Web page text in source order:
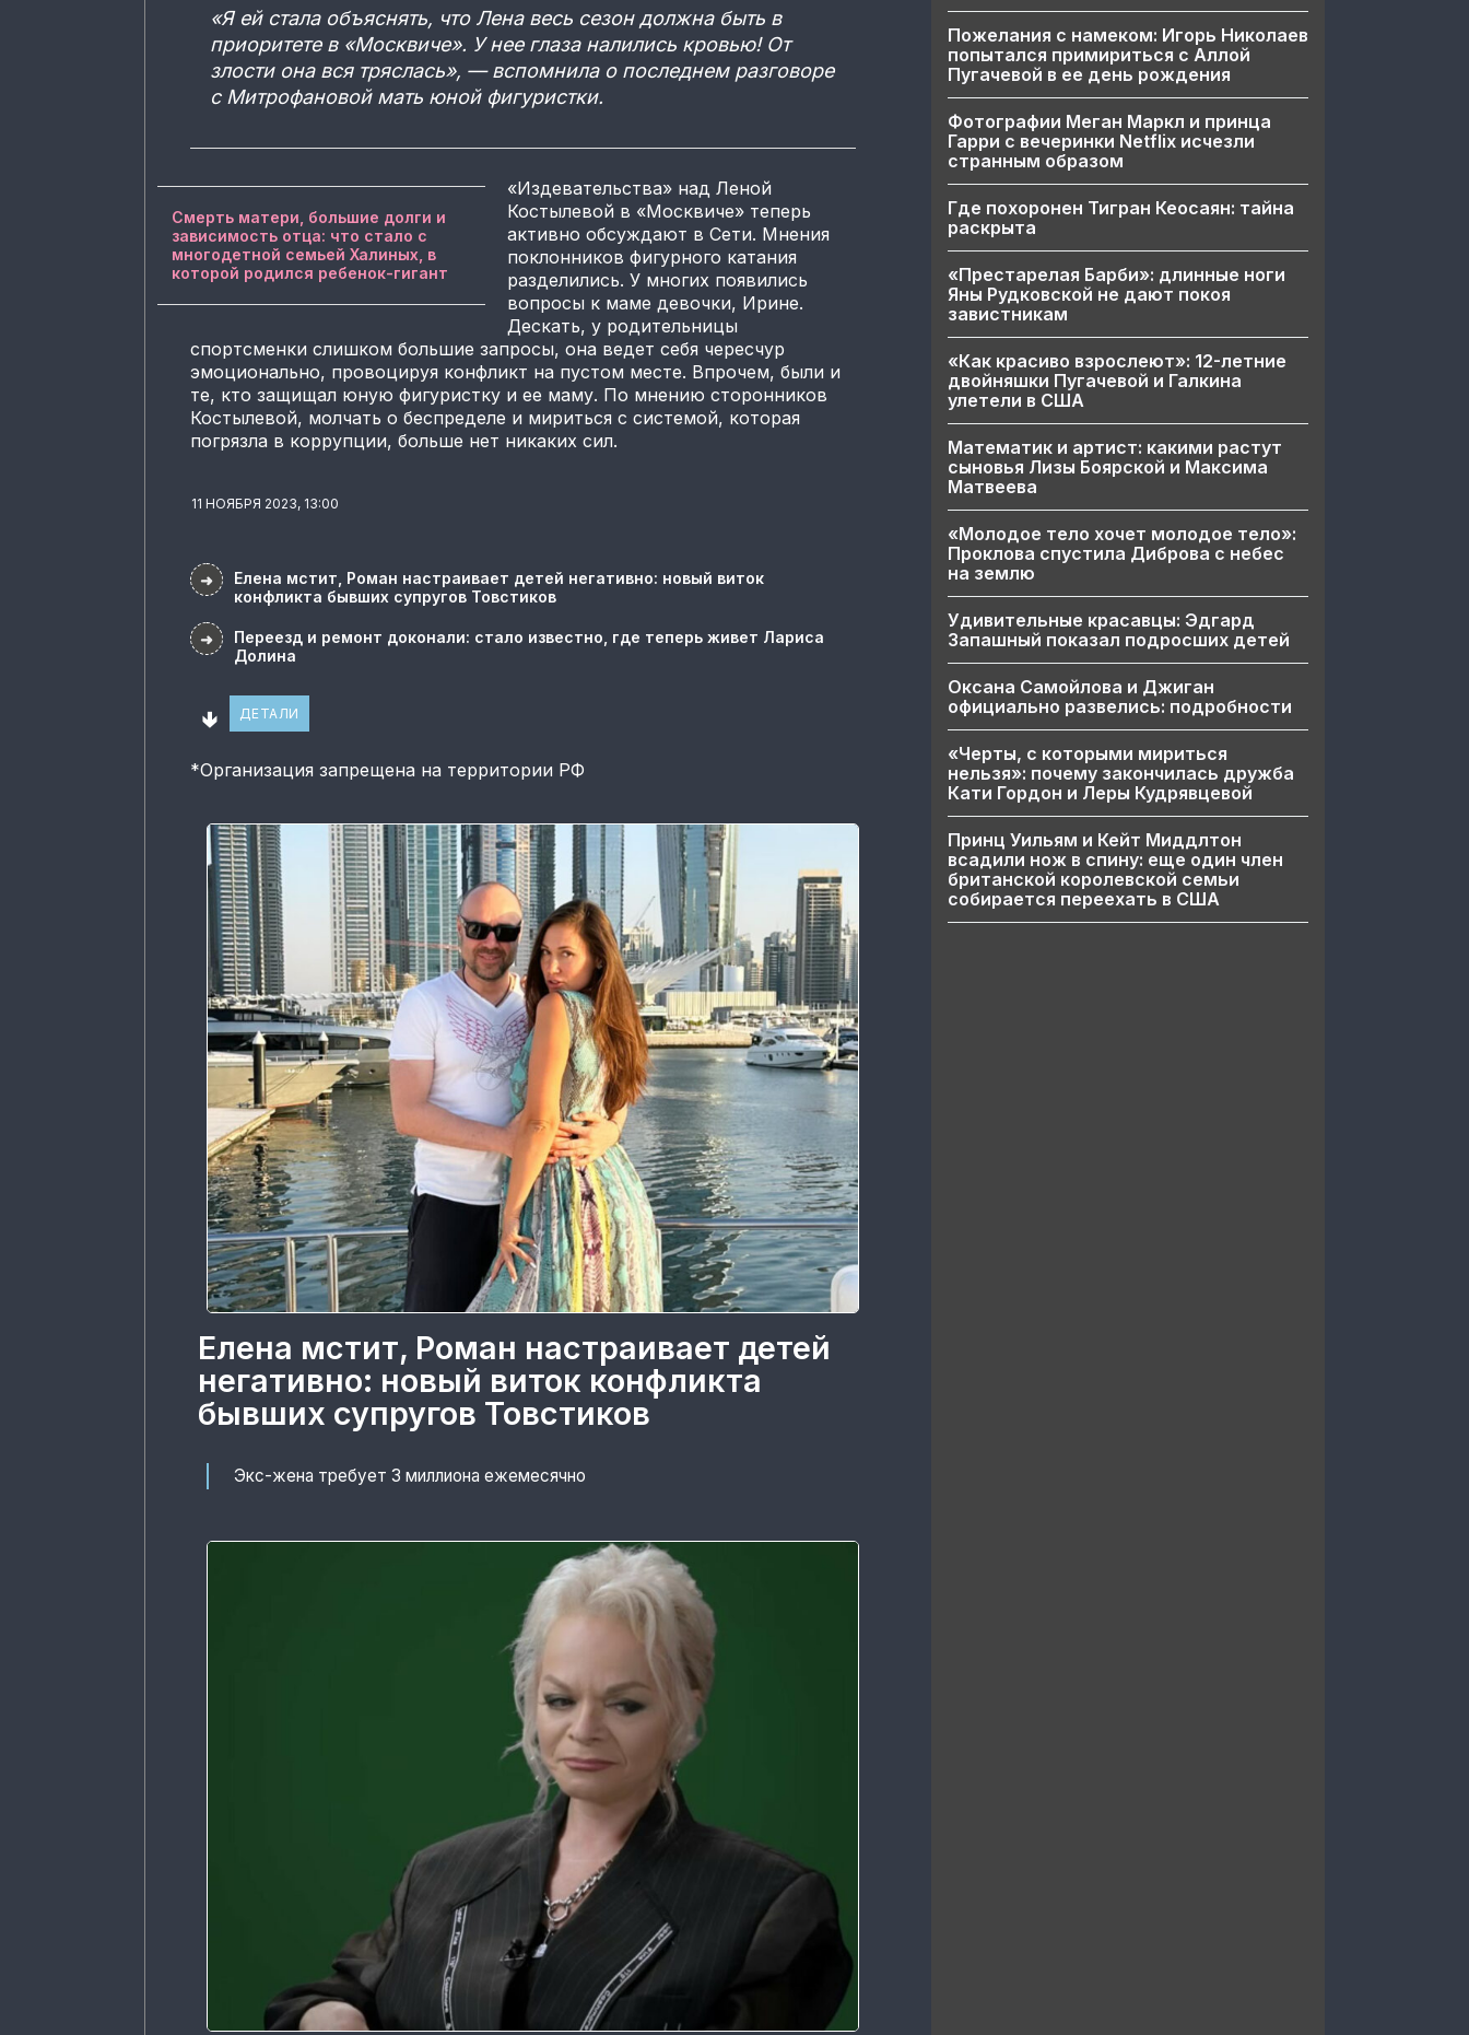
«Я ей стала объяснять, что Лена весь сезон должна быть в
приоритете в «Москвиче». У нее глаза налились кровью! От
злости она вся тряслась», — вспомнила о последнем разговоре
с Митрофановой мать юной фигуристки.
Смерть матери, большие долги и
зависимость отца: что стало с
многодетной семьей Халиных, в
которой родился ребенок-гигант
«Издевательства» над Леной
Костылевой в «Москвиче» теперь
активно обсуждают в Сети. Мнения
поклонников фигурного катания
разделились. У многих появились
вопросы к маме девочки, Ирине.
Дескать, у родительницы
спортсменки слишком большие запросы, она ведет себя чересчур
эмоционально, провоцируя конфликт на пустом месте. Впрочем, были и
те, кто защищал юную фигуристку и ее маму. По мнению сторонников
Костылевой, молчать о беспределе и мириться с системой, которая
погрязла в коррупции, больше нет никаких сил.
11 НОЯБРЯ 2023, 13:00
➜
Елена мстит, Роман настраивает детей негативно: новый виток
конфликта бывших супругов Товстиков
➜
Переезд и ремонт доконали: стало известно, где теперь живет Лариса
Долина
🢃 ДЕТАЛИ
*Организация запрещена на территории РФ
Елена мстит, Роман настраивает детей
негативно: новый виток конфликта
бывших супругов Товстиков
Экс-жена требует 3 миллиона ежемесячно
Пожелания с намеком: Игорь Николаев
попытался примириться с Аллой
Пугачевой в ее день рождения
Фотографии Меган Маркл и принца
Гарри с вечеринки Netflix исчезли
странным образом
Где похоронен Тигран Кеосаян: тайна
раскрыта
«Престарелая Барби»: длинные ноги
Яны Рудковской не дают покоя
завистникам
«Как красиво взрослеют»: 12-летние
двойняшки Пугачевой и Галкина
улетели в США
Математик и артист: какими растут
сыновья Лизы Боярской и Максима
Матвеева
«Молодое тело хочет молодое тело»:
Проклова спустила Диброва с небес
на землю
Удивительные красавцы: Эдгард
Запашный показал подросших детей
Оксана Самойлова и Джиган
официально развелись: подробности
«Черты, с которыми мириться
нельзя»: почему закончилась дружба
Кати Гордон и Леры Кудрявцевой
Принц Уильям и Кейт Миддлтон
всадили нож в спину: еще один член
британской королевской семьи
собирается переехать в США